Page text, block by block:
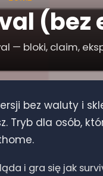
(bez
— bloki, claim,
bez waluty i
Tryb dla osób,
i gra się jak